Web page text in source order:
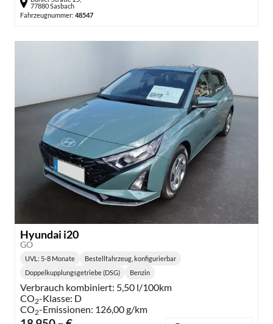
77880 Sasbach
Fahrzeugnummer: 48547
Hyundai i20
GO
UVL : 5-8 Monate Bestellfahrzeug, konfigurierbar
Getriebe:
Doppelkupplungsgetriebe (DSG) Benzin
Verbrauch kombiniert: 5,50 l/100km
CO2-Klasse: D
CO2-Emissionen: 126,00 g/km